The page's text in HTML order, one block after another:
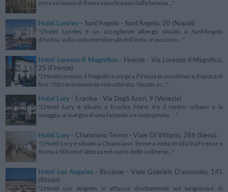
zona esclusiva di Roma a pochi passi dalla famosa..."
Hotel Loreley - Sant'Angelo - Sant'Angelo, 20 (Napoli)
"L'hotel Loreley è un accogliente albergo situato a Sant'Angelo
d'Ischia, sulla costa meridionale dell'isola, in posizion..."
Hotel Lorenzo Il Magnifico- Firenze - Via Lorenzo Il Magnifico,
25 (Firenze)
"L'Hotel Lorenzo il Magnifico sorge a Firenze in una dimora d'epoca di
fine '700 recentemente ristrutturata. Situato in ..."
Hotel Lory - Eraclea - Via Degli Aceri, 9 (Venezia)
"L’Hotel Lory è situato a Eraclea Mare, tra il centro urbano e la
spiaggia, ai margini di una fantastica e vasta pineta. ..."
Hotel Lory - Chianciano Terme - Viale Di Vittorio, 286 (Siena)
"L'Hotel Lory è situato a Chianciano Terme a metà strada tra Firenze e
Roma a 500 mt d’altezza nel cuore delle colline se..."
Hotel Los Angeles - Riccione - Viale Gabriele D'annunzio, 145
(Rimini)
"L'Hotel Los Angeles si affaccia direttamente sul lungomare di